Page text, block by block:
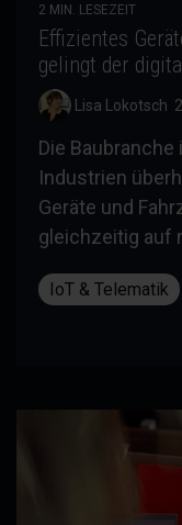
2 MIN. LESEZEIT
Effizientes
gelingt der
Lisa Lokotsch
Die
Industrien
Geräte und
gleichzeitig auf
IoT & Telematik